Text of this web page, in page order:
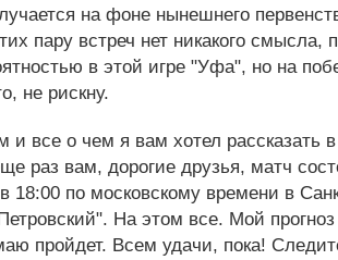
на фоне нынешнего
пару встреч нет никакого смысла,
в этой игре "Уфа", но на
не рискну.
и все о чем я вам хотел рассказать
раз вам, дорогие друзья, матч
18:00 по московскому времени в
На этом все. Мой прогноз
пройдет. Всем удачи, пока!